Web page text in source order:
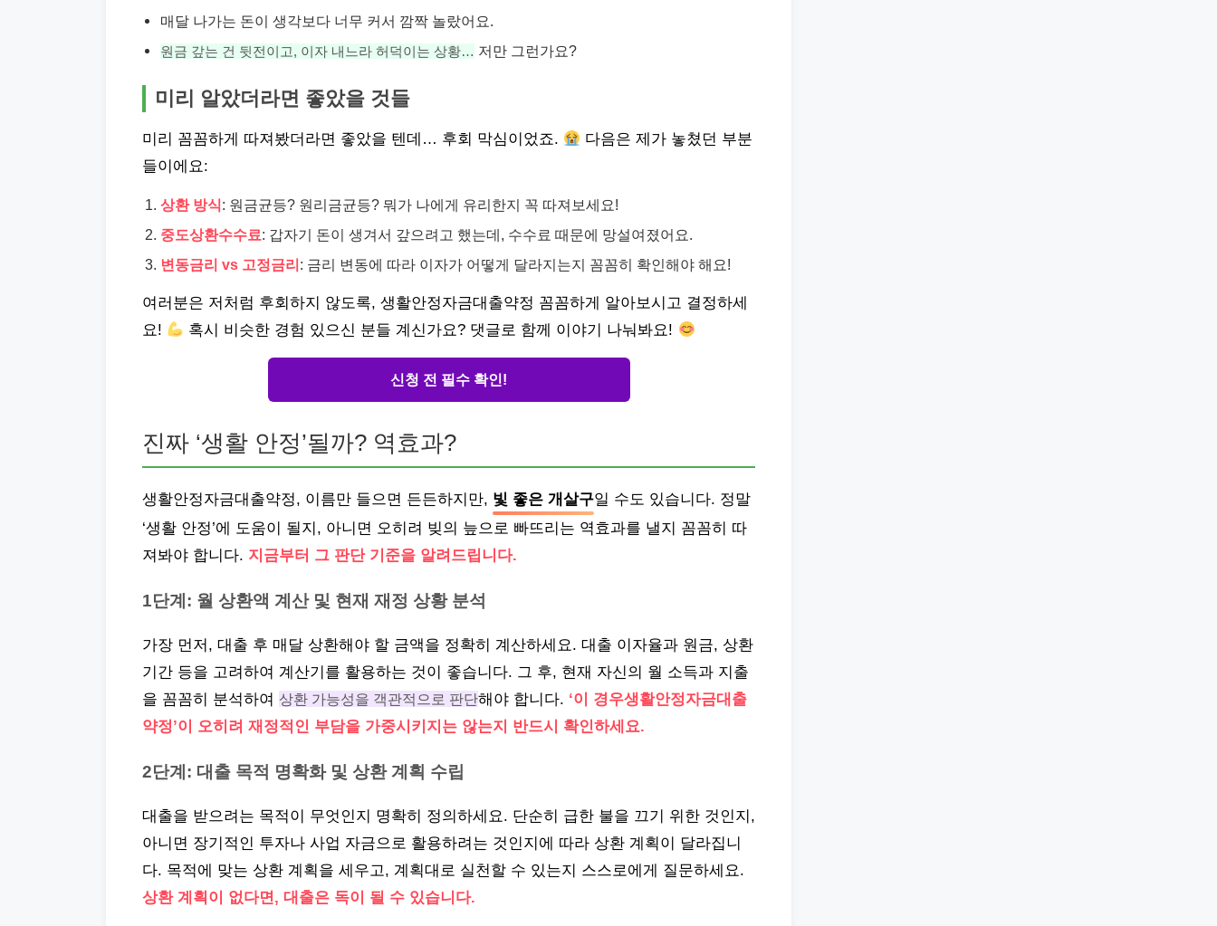
매달 나가는 돈이 생각보다 너무 커서 깜짝 놀랐어요.
원금 갚는 건 뒷전이고, 이자 내느라 허덕이는 상황… 저만 그런가요?
미리 알았더라면 좋았을 것들
미리 꼼꼼하게 따져봤더라면 좋았을 텐데… 후회 막심이었죠.
다음은 제가 놓쳤던 부분
들이에요:
상환 방식: 원금균등? 원리금균등? 뭐가 나에게 유리한지 꼭 따져보세요!
중도상환수수료: 갑자기 돈이 생겨서 갚으려고 했는데, 수수료 때문에 망설여졌어요.
변동금리 vs 고정금리: 금리 변동에 따라 이자가 어떻게 달라지는지 꼼꼼히 확인해야 해요!
여러분은 저처럼 후회하지 않도록, 생활안정자금대출약정 꼼꼼하게 알아보시고 결정하세
요!
혹시 비슷한 경험 있으신 분들 계신가요? 댓글로 함께 이야기 나눠봐요!
신청 전 필수 확인!
진짜 ‘생활 안정’될까? 역효과?
생활안정자금대출약정, 이름만 들으면 든든하지만, 빛 좋은 개살구일 수도 있습니다. 정말
‘생활 안정’에 도움이 될지, 아니면 오히려 빚의 늪으로 빠뜨리는 역효과를 낼지 꼼꼼히 따
져봐야 합니다. 지금부터 그 판단 기준을 알려드립니다.
1단계: 월 상환액 계산 및 현재 재정 상황 분석
가장 먼저, 대출 후 매달 상환해야 할 금액을 정확히 계산하세요. 대출 이자율과 원금, 상환
기간 등을 고려하여 계산기를 활용하는 것이 좋습니다. 그 후, 현재 자신의 월 소득과 지출
을 꼼꼼히 분석하여 상환 가능성을 객관적으로 판단해야 합니다. ‘이 경우생활안정자금대출
약정’이 오히려 재정적인 부담을 가중시키지는 않는지 반드시 확인하세요.
2단계: 대출 목적 명확화 및 상환 계획 수립
대출을 받으려는 목적이 무엇인지 명확히 정의하세요. 단순히 급한 불을 끄기 위한 것인지,
아니면 장기적인 투자나 사업 자금으로 활용하려는 것인지에 따라 상환 계획이 달라집니
다. 목적에 맞는 상환 계획을 세우고, 계획대로 실천할 수 있는지 스스로에게 질문하세요.
상환 계획이 없다면, 대출은 독이 될 수 있습니다.